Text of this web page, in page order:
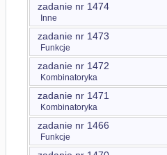
zadanie nr 1474
Inne
zadanie nr 1473
Funkcje
zadanie nr 1472
Kombinatoryka
zadanie nr 1471
Kombinatoryka
zadanie nr 1466
Funkcje